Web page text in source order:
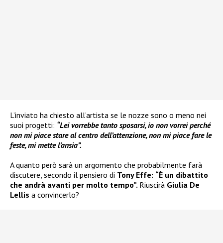
L’inviato ha chiesto all’artista se le nozze sono o meno nei
suoi progetti: “Lei vorrebbe tanto sposarsi, io non vorrei perché
non mi piace stare al centro dell’attenzione, non mi piace fare le
feste, mi mette l’ansia”.
A quanto però sarà un argomento che probabilmente farà
discutere, secondo il pensiero di Tony Effe: “È un dibattito
che andrà avanti per molto tempo”. Riuscirà Giulia De
Lellis a convincerlo?